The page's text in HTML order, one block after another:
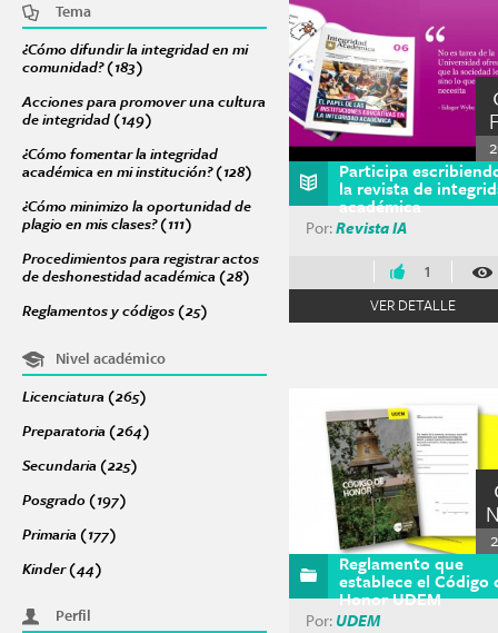
Tema
¿Cómo difundir la integridad en mi
comunidad? (183) Apply ¿Cómo difundir la integridad en mi
Acciones para promover una cultura
de integridad (149) Apply Acciones para promover una cultura de
¿Cómo fomentar la integridad
académica en mi institución? (128) Apply ¿Cómo fomentar la
¿Cómo minimizo la oportunidad de
plagio en mis clases? (111) Apply ¿Cómo minimizo la oportunidad de
Procedimientos para registrar actos
de deshonestidad académica (28) Apply Procedimientos para
Reglamentos y códigos (25) Apply Reglamentos y códigos filter
Nivel académico
Licenciatura (265)
Preparatoria (264)
Secundaria (225)
Posgrado (197)
Primaria (177)
Kinder (44)
Perfil
Páginas
Participa
la revista de
académica
Por:Revista IA
1
VER DETALLE
Reglamento que
establece el Código
Honor UDEM
Por: UDEM